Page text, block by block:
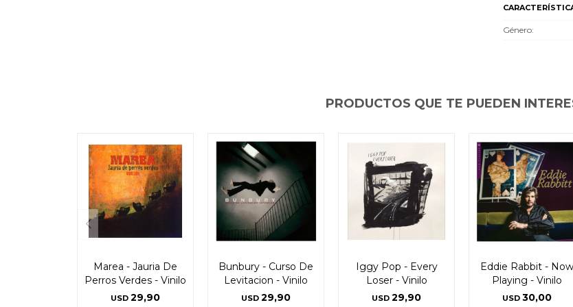
Género
PRODUCTOS QUE TE PUEDEN
Marea - Jauria De
Perros Verdes - Vinilo
USD 29,90
Bunbury - Curso De
Levitacion - Vinilo
USD 29,90
Iggy Pop - Every
Loser - Vinilo
USD 29,90
Eddie Rabbit - Now
Playing - Vinilo
USD 30,00